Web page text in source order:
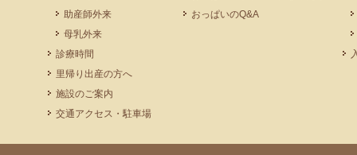
助産師外来
母乳外来
診療時間
里帰り出産の方へ
施設のご案内
交通アクセス・駐車場
おっぱいのQ&A